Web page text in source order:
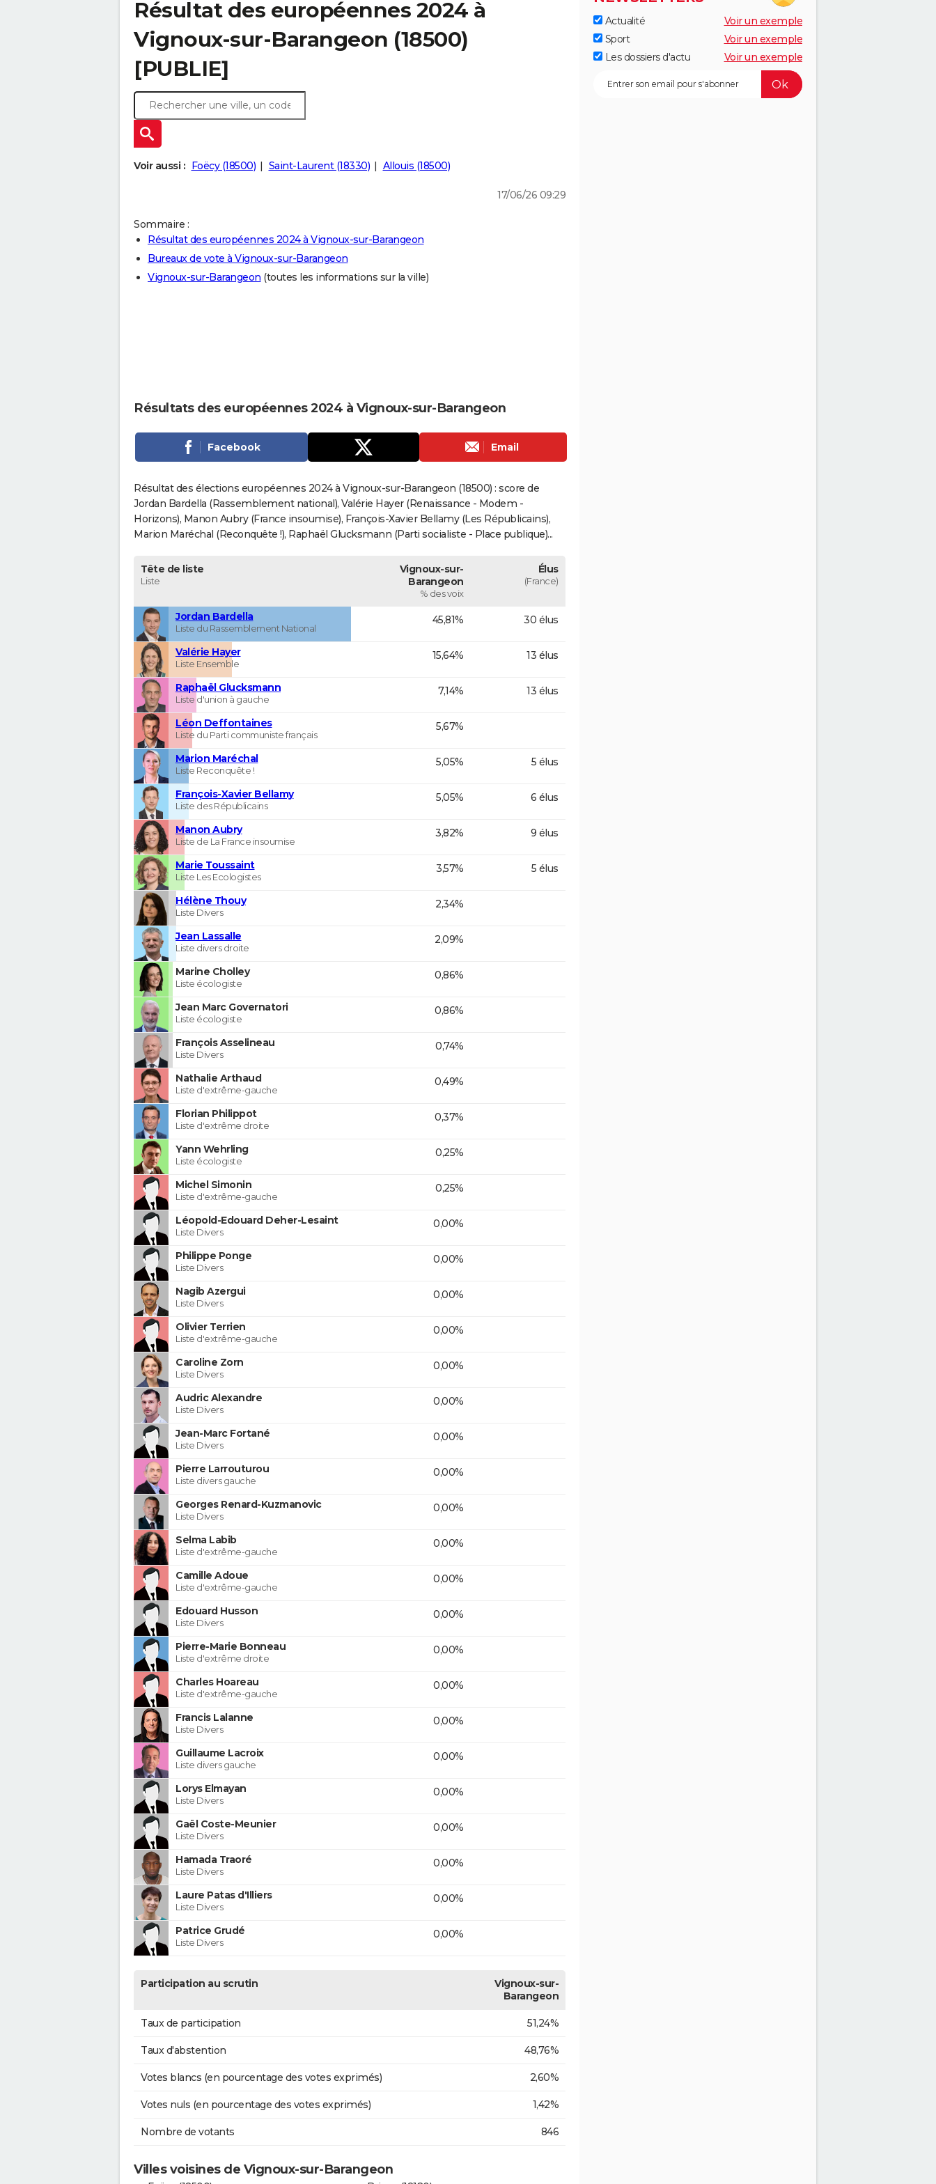
Résultat des européennes 2024 à
Vignoux-sur-Barangeon (18500)
[PUBLIE]
Voir aussi : Foëcy (18500) Saint-Laurent (18330) Allouis (18500)
17/06/26 09:29
Sommaire :
Résultat des européennes 2024 à Vignoux-sur-Barangeon
Bureaux de vote à Vignoux-sur-Barangeon
Vignoux-sur-Barangeon (toutes les informations sur la ville)
Résultats des européennes 2024 à Vignoux-sur-Barangeon
Facebook Email
Résultat des élections européennes 2024 à Vignoux-sur-Barangeon (18500) : score de
Jordan Bardella (Rassemblement national), Valérie Hayer (Renaissance - Modem -
Horizons), Manon Aubry (France insoumise), François-Xavier Bellamy (Les Républicains),
Marion Maréchal (Reconquête !), Raphaël Glucksmann (Parti socialiste - Place publique)...
Tête de liste
Liste
Vignoux-sur-
Barangeon
% des voix
Élus
(France)
Jordan Bardella
Liste du Rassemblement National
45,81% 30 élus
Valérie Hayer
Liste Ensemble
15,64% 13 élus
Raphaël Glucksmann
Liste d'union à gauche
7,14% 13 élus
Léon Deffontaines
Liste du Parti communiste français
5,67%
Marion Maréchal
Liste Reconquête !
5,05% 5 élus
François-Xavier Bellamy
Liste des Républicains
5,05% 6 élus
Manon Aubry
Liste de La France insoumise
3,82% 9 élus
Marie Toussaint
Liste Les Ecologistes
3,57% 5 élus
Hélène Thouy
Liste Divers
2,34%
Jean Lassalle
Liste divers droite
2,09%
Marine Cholley
Liste écologiste
0,86%
Jean Marc Governatori
Liste écologiste
0,86%
François Asselineau
Liste Divers
0,74%
Nathalie Arthaud
Liste d'extrême-gauche
0,49%
Florian Philippot
Liste d'extrême droite
0,37%
Yann Wehrling
Liste écologiste
0,25%
Michel Simonin
Liste d'extrême-gauche
0,25%
Léopold-Edouard Deher-Lesaint
Liste Divers
0,00%
Philippe Ponge
Liste Divers
0,00%
Nagib Azergui
Liste Divers
0,00%
Olivier Terrien
Liste d'extrême-gauche
0,00%
Caroline Zorn
Liste Divers
0,00%
Audric Alexandre
Liste Divers
0,00%
Jean-Marc Fortané
Liste Divers
0,00%
Pierre Larrouturou
Liste divers gauche
0,00%
Georges Renard-Kuzmanovic
Liste Divers
0,00%
Selma Labib
Liste d'extrême-gauche
0,00%
Camille Adoue
Liste d'extrême-gauche
0,00%
Edouard Husson
Liste Divers
0,00%
Pierre-Marie Bonneau
Liste d'extrême droite
0,00%
Charles Hoareau
Liste d'extrême-gauche
0,00%
Francis Lalanne
Liste Divers
0,00%
Guillaume Lacroix
Liste divers gauche
0,00%
Lorys Elmayan
Liste Divers
0,00%
Gaël Coste-Meunier
Liste Divers
0,00%
Hamada Traoré
Liste Divers
0,00%
Laure Patas d'Illiers
Liste Divers
0,00%
Patrice Grudé
Liste Divers
0,00%
Participation au scrutin
Vignoux-sur-
Barangeon
Taux de participation 51,24%
Taux d'abstention 48,76%
Votes blancs (en pourcentage des votes exprimés) 2,60%
Votes nuls (en pourcentage des votes exprimés) 1,42%
Nombre de votants 846
Villes voisines de Vignoux-sur-Barangeon
Actualité
Voir un exemple
Sport
Voir un exemple
Les dossiers d'actu
Voir un exemple